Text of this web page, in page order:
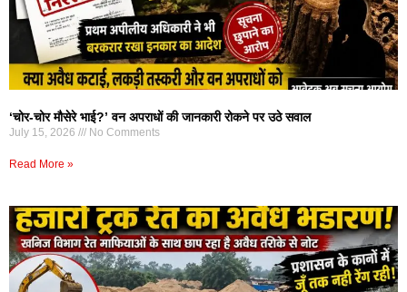
‘चोर-चोर मौसेरे भाई?’ वन अपराधों की जानकारी रोकने पर उठे सवाल
July 15, 2026 No Comments
Read More »